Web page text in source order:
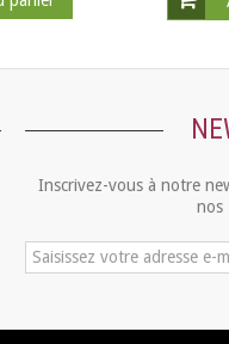
Inscrivez-vous à notre
nos